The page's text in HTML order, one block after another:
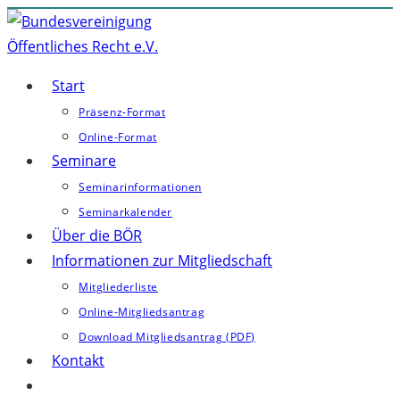
Zum
Inhalt
Start
Präsenz-Format
Online-Format
Seminare
Seminarinformationen
Seminarkalender
Über die BÖR
Informationen zur Mitgliedschaft
Mitgliederliste
Online-Mitgliedsantrag
Download Mitgliedsantrag (PDF)
Kontakt